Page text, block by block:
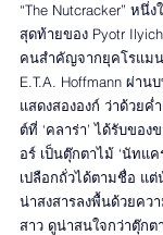
“The Nutcracker” หนึ่
สุดท้ายของ Pyotr
คนสำคัญจากยุคโรแมน
E.T.A. Hoffmann ผ่าน
แสดงสององก์ ว่าด้วย
ต์ที่ ‘คลาร่า’ ได้รับของ
อร์ เป็นตุ๊กตาไม้ ‘นัทแค
เปลือกถั่วได้ตามชื่อ แ
น่าสงสารลงพื้นด้วยคว
สาว ดูน่าสนใจกว่าตุ๊ก